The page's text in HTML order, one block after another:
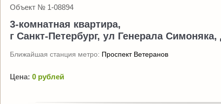
Объект № 1-08894
3-комнатная квартира,
г Санкт-Петербург, ул Генерала
Ближайшая станция метро: Проспект Ветеранов
Цена: 0 рублей